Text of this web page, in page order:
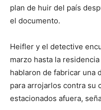
plan de huir del país
el documento.
Heifler y el detective
marzo hasta la
hablaron de fabricar una
para arrojarlos contra su
estacionados afuera,